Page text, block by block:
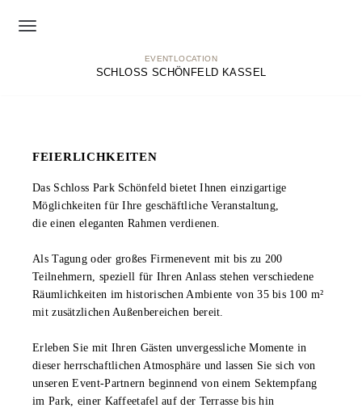
Inhalt
EVENTLOCATION
SCHLOSS SCHÖNFELD KASSEL
FEIERLICHKEITEN
Das Schloss Park Schönfeld bietet Ihnen einzigartige
Möglichkeiten für Ihre geschäftliche Veranstaltung,
die einen eleganten Rahmen verdienen.
Als Tagung oder großes Firmenevent mit bis zu 200
Teilnehmern, speziell für Ihren Anlass stehen verschiedene
Räumlichkeiten im historischen Ambiente von35 bis 100 m²
mit zusätzlichen Außenbereichen bereit.
Erleben Sie mit Ihren Gästen unvergessliche Momente in
dieser herrschaftlichen Atmosphäre und lassen Sie sich von
unseren Event-Partnern beginnend von einem Sektempfang
im Park, einer Kaffeetafel auf der Terrasse bis hin